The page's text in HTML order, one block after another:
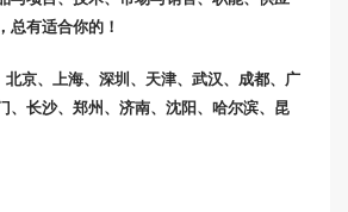
总有适合你的！
北京、上海、深圳、天津、武汉、成都、广
、长沙、郑州、济南、沈阳、哈尔滨、昆